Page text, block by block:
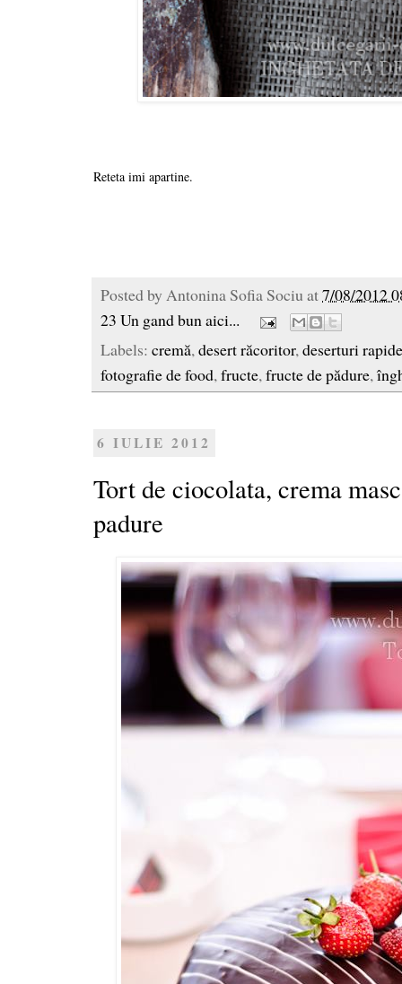
Reteta imi apartine.
Posted by Antonina Sofia Sociu at7/08/2012
23 Un gand bun aici...
Labels: cremă,desert răcoritor,deserturi rapide
fotografie de food,fructe,fructe de pădure,
6 IULIE 2012
Tort de ciocolata, crema
padure